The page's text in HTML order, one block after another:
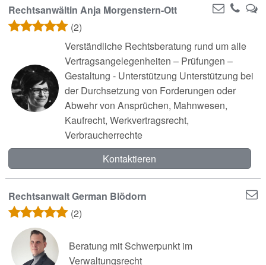
Rechtsanwältin Anja Morgenstern-Ott
(2)
Verständliche Rechtsberatung rund um alle
Vertragsangelegenheiten – Prüfungen –
Gestaltung - Unterstützung Unterstützung bei
der Durchsetzung von Forderungen oder
Abwehr von Ansprüchen, Mahnwesen,
Kaufrecht, Werkvertragsrecht,
Verbraucherrechte
Kontaktieren
Rechtsanwalt German Blödorn
(2)
Beratung mit Schwerpunkt im
Verwaltungsrecht